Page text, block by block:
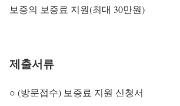
보증의 보증료 지원(최대 30만원)
제출서류
○ (방문접수) 보증료 지원 신청서